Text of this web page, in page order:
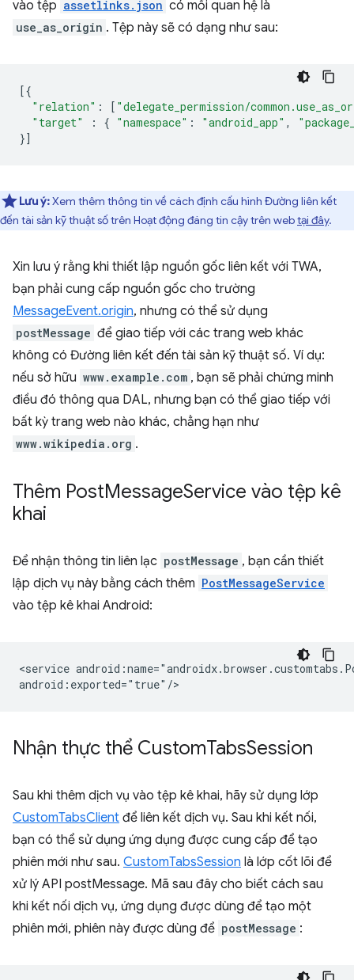
vào tệp assetlinks.json có mối quan hệ là
use_as_origin . Tệp này sẽ có dạng như sau:
[{
"relation" : [ "delegate_permission/
"target"
: { "namespace" : "android_app" ,
}]
Lưu ý:Xem thêm thông tin về cách định cấu hình Đường liên kết
đến tài sản kỹ thuật số trên Hoạt động đáng tin cậy trên webtại đây.
Xin lưu ý rằng khi thiết lập nguồn gốc liên kết với TWA,
bạn phải cung cấp nguồn gốc cho trường
MessageEvent.origin, nhưng có thể sử dụng
postMessage để giao tiếp với các trang web khác
không có Đường liên kết đến tài sản kỹ thuật số. Ví dụ:
nếu sở hữu www.example.com , bạn sẽ phải chứng minh
điều đó thông qua DAL, nhưng bạn có thể giao tiếp với
bất kỳ trang web nào khác, chẳng hạn như
www.wikipedia.org .
Thêm PostMessageService vào tệp kê
khai
Để nhận thông tin liên lạc postMessage , bạn cần thiết
lập dịch vụ này bằng cách thêm PostMessageService
vào tệp kê khai Android:
<service
Nhận thực thể CustomTabsSession
Sau khi thêm dịch vụ vào tệp kê khai, hãy sử dụng lớp
CustomTabsClient để liên kết dịch vụ. Sau khi kết nối,
bạn có thể sử dụng ứng dụng được cung cấp để tạo
phiên mới như sau. CustomTabsSession là lớp cốt lõi để
xử lý API postMessage. Mã sau đây cho biết cách sau
khi kết nối dịch vụ, ứng dụng được dùng để tạo một
phiên mới, phiên này được dùng để postMessage :